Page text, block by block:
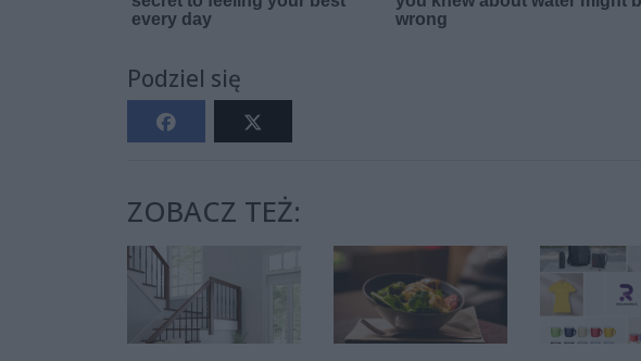
Podziel się
ZOBACZ TEŻ: